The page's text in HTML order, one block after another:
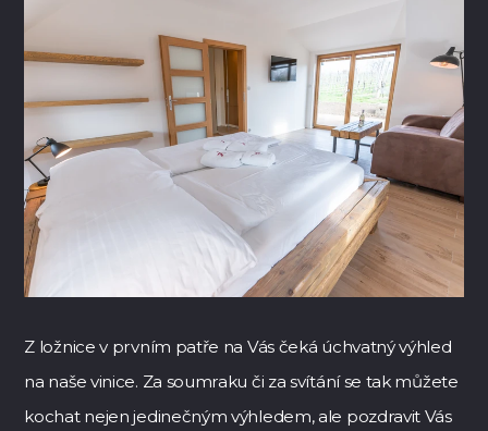
Z ložnice v prvním patře na Vás čeká úchvatný výhled
na naše vinice. Za soumraku či za svítání se tak můžete
kochat nejen jedinečným výhledem, ale pozdravit Vás